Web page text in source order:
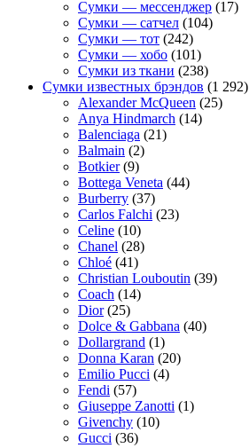
Сумки — мессенджер (17)
Сумки — сатчел (104)
Сумки — тот (242)
Сумки — хобо (101)
Сумки из ткани (238)
Сумки известных брэндов (1 292)
Alexander McQueen (25)
Anya Hindmarch (14)
Balenciaga (21)
Balmain (2)
Botkier(9)
Bottega Veneta (44)
Burberry (37)
Carlos Falchi (23)
Celine (10)
Chanel (28)
Chloé (41)
Christian Louboutin (39)
Coach (14)
Dior(25)
Dolce & Gabbana (40)
Dollargrand (1)
Donna Karan (20)
Emilio Pucci (4)
Fendi (57)
Giuseppe Zanotti (1)
Givenchy (10)
Gucci (36)